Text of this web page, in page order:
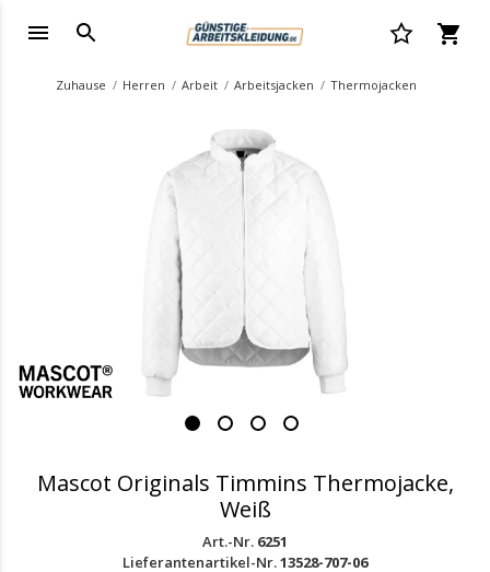
Zuhause Herren Arbeit Arbeitsjacken Thermojacken
Mascot Originals Timmins Thermojacke,
Weiß
Art.-Nr. 6251
Lieferantenartikel-Nr.13528-707-06